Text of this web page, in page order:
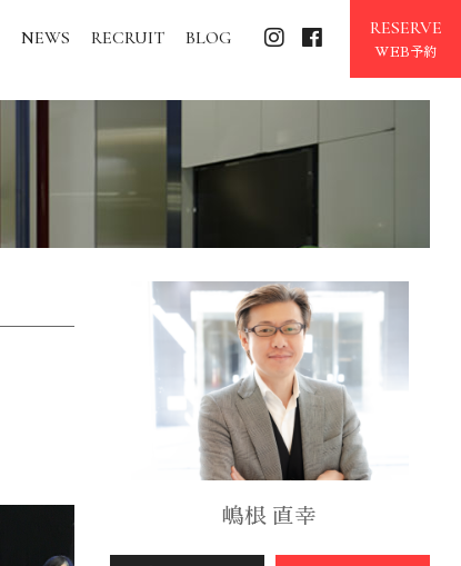
NEWS RECRUIT BLOG RESERVE
WEB予約
嶋根 直幸